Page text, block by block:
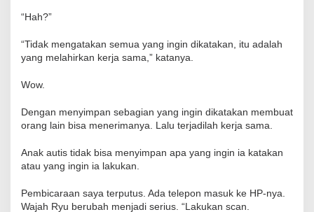
“Hah?”
“Tidak mengatakan semua yang ingin dikatakan, itu adalah
yang melahirkan kerja sama,” katanya.
Wow.
Dengan menyimpan sebagian yang ingin dikatakan membuat
orang lain bisa menerimanya. Lalu terjadilah kerja sama.
Anak autis tidak bisa menyimpan apa yang ingin ia katakan
atau yang ingin ia lakukan.
Pembicaraan saya terputus. Ada telepon masuk ke HP-nya.
Wajah Ryu berubah menjadi serius. “Lakukan scan.